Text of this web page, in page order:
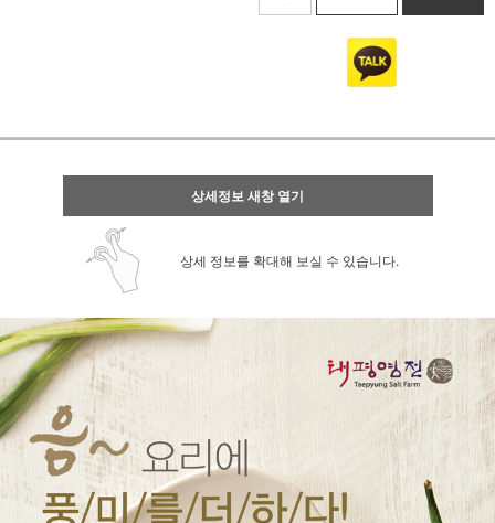
상세정보 새창 열기
상세 정보를 확대해 보실 수 있습니다.